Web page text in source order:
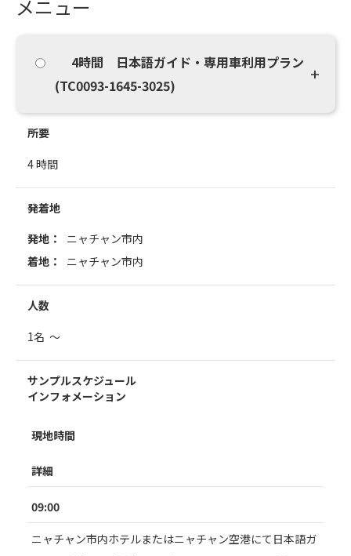
メニュー
4時間 日本語ガイド・専用車利用プラン
(TC0093-1645-3025)
所要
4 時間
発着地
発地：
ニャチャン市内
着地：
ニャチャン市内
人数
1名 ～
サンプルスケジュール
インフォメーション
現地時間
詳細
09:00
ニャチャン市内ホテルまたはニャチャン空港にて日本語ガ